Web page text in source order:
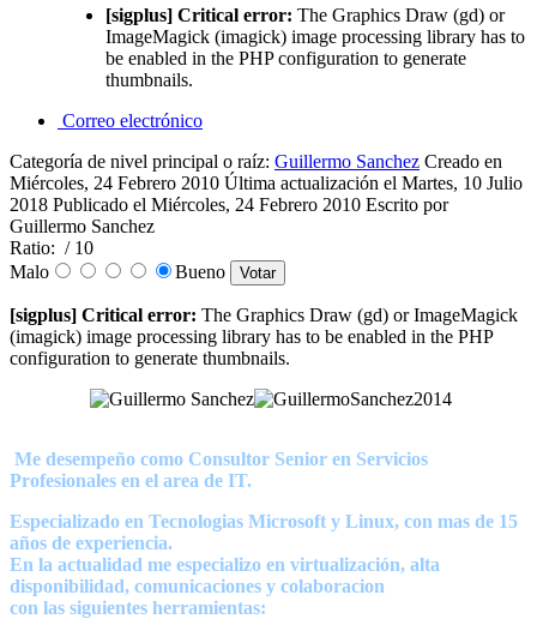
[sigplus] Critical error: The Graphics Draw (gd) or
ImageMagick (imagick) image processing library has to
be enabled in the PHP configuration to generate
thumbnails.
Correo electrónico
Categoría de nivel principal o raíz: Guillermo Sanchez Creado en
Miércoles, 24 Febrero 2010 Última actualización el Martes, 10 Julio
2018 Publicado el Miércoles, 24 Febrero 2010 Escrito por
Guillermo Sanchez
Ratio: / 10
Malo
Bueno
[sigplus] Critical error: The Graphics Draw (gd) or ImageMagick
(imagick) image processing library has to be enabled in the PHP
configuration to generate thumbnails.
Me desempeño como Consultor Senior en Servicios
Profesionales en el area de IT.
Especializado en Tecnologias Microsoft y Linux, con mas de 15
años de experiencia.
En la actualidad me especializo en virtualización, alta
disponibilidad, comunicaciones y colaboracion
con las siguientes herramientas: